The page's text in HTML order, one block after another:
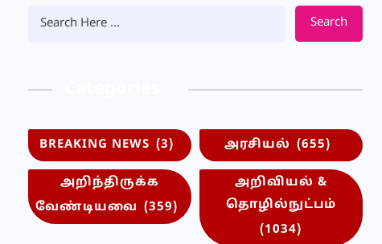
Search
BREAKING NEWS (3) அரசியல் (655)
அறிந்திருக்க
வேண்டியவை (359)
அறிவியல் &
தொழில்நுட்பம்
(1034)